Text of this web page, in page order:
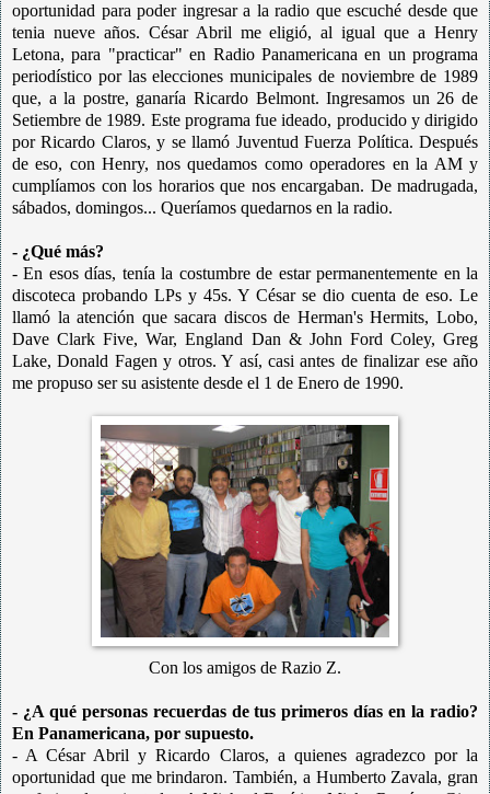
oportunidad para poder ingresar a la radio que escuché desde que
tenia nueve años. César Abril me eligió, al igual que a Henry
Letona, para "practicar" en Radio Panamericana en un programa
periodístico por las elecciones municipales de noviembre de 1989
que, a la postre, ganaría Ricardo Belmont. Ingresamos un 26 de
Setiembre de 1989. Este programa fue ideado, producido y dirigido
por Ricardo Claros, y se llamó Juventud Fuerza Política. Después
de eso, con Henry, nos quedamos como operadores en la AM y
cumplíamos con los horarios que nos encargaban. De madrugada,
sábados, domingos... Queríamos quedarnos en la radio.
- ¿Qué más?
- En esos días, tenía la costumbre de estar permanentemente en la
discoteca probando LPs y 45s. Y César se dio cuenta de eso. Le
llamó la atención que sacara discos de Herman's Hermits, Lobo,
Dave Clark Five, War, England Dan & John Ford Coley, Greg
Lake, Donald Fagen y otros. Y así, casi antes de finalizar ese año
me propuso ser su asistente desde el 1 de Enero de 1990.
Con los amigos de Razio Z.
- ¿A qué personas recuerdas de tus primeros días en la radio?
En Panamericana, por supuesto.
- A César Abril y Ricardo Claros, a quienes agradezco por la
oportunidad que me brindaron. También, a Humberto Zavala, gran